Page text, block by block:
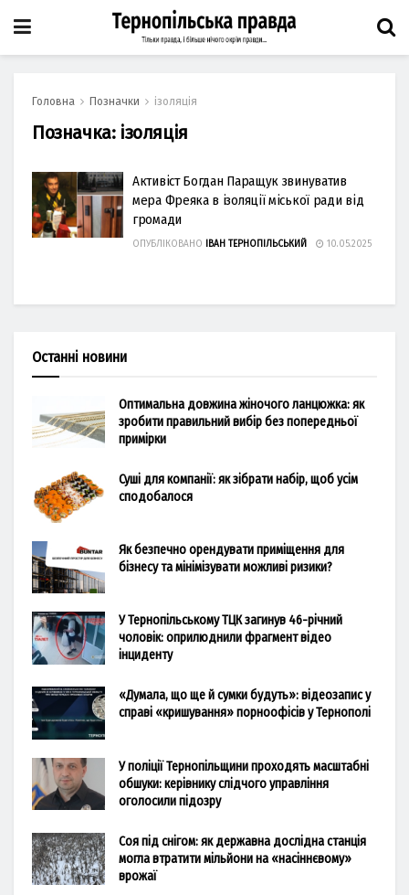
Головна Позначки ізоляція
Позначка: ізоляція
Активіст Богдан Паращук звинуватив
мера Фреяка в ізоляції міської ради від
громади
ОПУБЛІКОВАНО ІВАН ТЕРНОПІЛЬСЬКИЙ 10.05.2025
Останні новини
Оптимальна довжина жіночого ланцюжка: як
зробити правильний вибір без попередньої
примірки
Суші для компанії: як зібрати набір, щоб усім
сподобалося
Як безпечно орендувати приміщення для
бізнесу та мінімізувати можливі ризики?
У Тернопільському ТЦК загинув 46-річний
чоловік: оприлюднили фрагмент відео
інциденту
«Думала, що ще й сумки будуть»: відеозапис у
справі «кришування» порноофісів у Тернополі
У поліції Тернопільщини проходять масштабні
обшуки: керівнику слідчого управління
оголосили підозру
Соя під снігом: як державна дослідна станція
могла втратити мільйони на «насіннєвому»
врожаї